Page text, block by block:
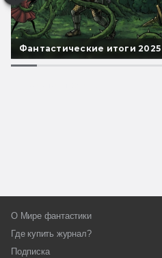
Фантастические итоги 2025
О Мире фантастики
Где купить журнал?
Подписка